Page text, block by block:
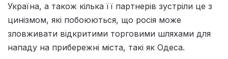
Україна, а також кілька її партнерів зустріли це з
цинізмом, які побоюються, що росія може
зловживати відкритими торговими шляхами для
нападу на прибережні міста, такі як Одеса.